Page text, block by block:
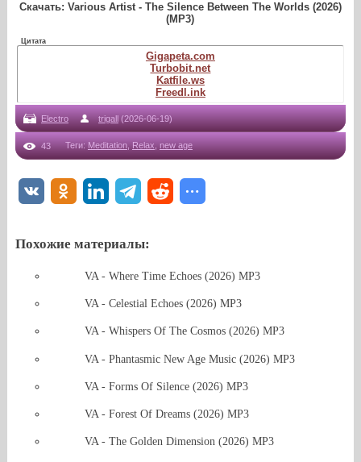
Скачать: Various Artist - The Silence Between The Worlds (2026)
(MP3)
Цитата
Gigapeta.com
Turbobit.net
Katfile.ws
Freedl.ink
Electro trigall (2026-06-19)
43 Теги: Meditation,Relax,new age
Похожие материалы:
VA - Where Time Echoes (2026) MP3
VA - Celestial Echoes (2026) MP3
VA - Whispers Of The Cosmos (2026) MP3
VA - Phantasmic New Age Music (2026) MP3
VA - Forms Of Silence (2026) MP3
VA - Forest Of Dreams (2026) MP3
VA - The Golden Dimension (2026) MP3